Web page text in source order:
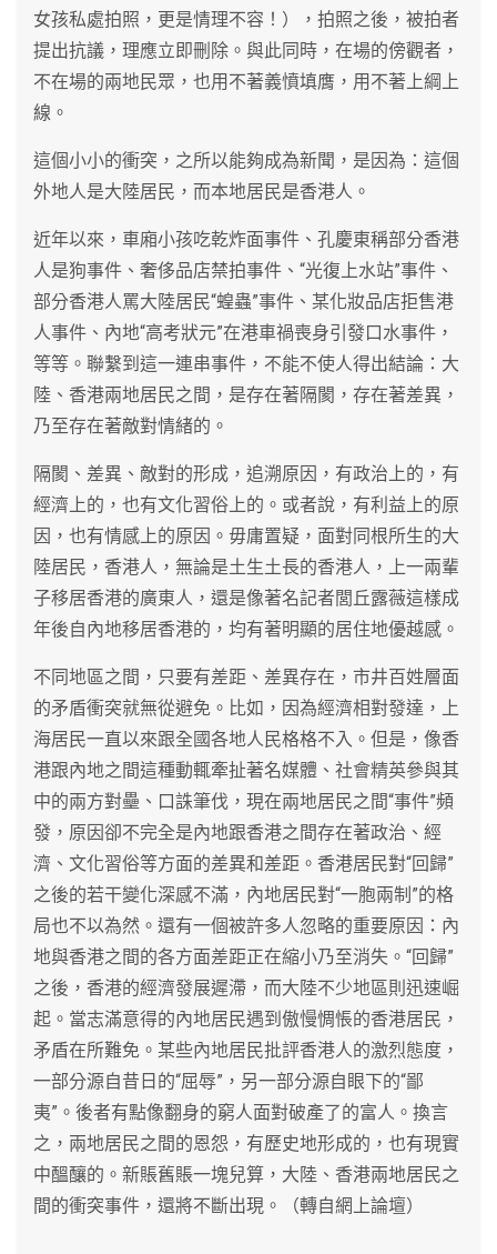
女孩私處拍照，更是情理不容！），拍照之後，被拍者
提出抗議，理應立即刪除。與此同時，在場的傍觀者，
不在場的兩地民眾，也用不著義憤填膺，用不著上綱上
線。
這個小小的衝突，之所以能夠成為新聞，是因為：這個
外地人是大陸居民，而本地居民是香港人。
近年以來，車廂小孩吃乾炸面事件、孔慶東稱部分香港
人是狗事件、奢侈品店禁拍事件、“光復上水站”事件、
部分香港人罵大陸居民“蝗蟲”事件、某化妝品店拒售港
人事件、內地“高考狀元”在港車禍喪身引發口水事件，
等等。聯繫到這一連串事件，不能不使人得出結論：大
陸、香港兩地居民之間，是存在著隔閡，存在著差異，
乃至存在著敵對情緒的。
隔閡、差異、敵對的形成，追溯原因，有政治上的，有
經濟上的，也有文化習俗上的。或者說，有利益上的原
因，也有情感上的原因。毋庸置疑，面對同根所生的大
陸居民，香港人，無論是土生土長的香港人，上一兩輩
子移居香港的廣東人，還是像著名記者閭丘露薇這樣成
年後自內地移居香港的，均有著明顯的居住地優越感。
不同地區之間，只要有差距、差異存在，市井百姓層面
的矛盾衝突就無從避免。比如，因為經濟相對發達，上
海居民一直以來跟全國各地人民格格不入。但是，像香
港跟內地之間這種動輒牽扯著名媒體、社會精英參與其
中的兩方對壘、口誅筆伐，現在兩地居民之間“事件”頻
發，原因卻不完全是內地跟香港之間存在著政治、經
濟、文化習俗等方面的差異和差距。香港居民對“回歸”
之後的若干變化深感不滿，內地居民對“一胞兩制”的格
局也不以為然。還有一個被許多人忽略的重要原因：內
地與香港之間的各方面差距正在縮小乃至消失。“回歸”
之後，香港的經濟發展遲滯，而大陸不少地區則迅速崛
起。當志滿意得的內地居民遇到傲慢惆悵的香港居民，
矛盾在所難免。某些內地居民批評香港人的激烈態度，
一部分源自昔日的“屈辱”，另一部分源自眼下的“鄙
夷”。後者有點像翻身的窮人面對破產了的富人。換言
之，兩地居民之間的恩怨，有歷史地形成的，也有現實
中醞釀的。新賬舊賬一塊兒算，大陸、香港兩地居民之
間的衝突事件，還將不斷出現。（轉自網上論壇）